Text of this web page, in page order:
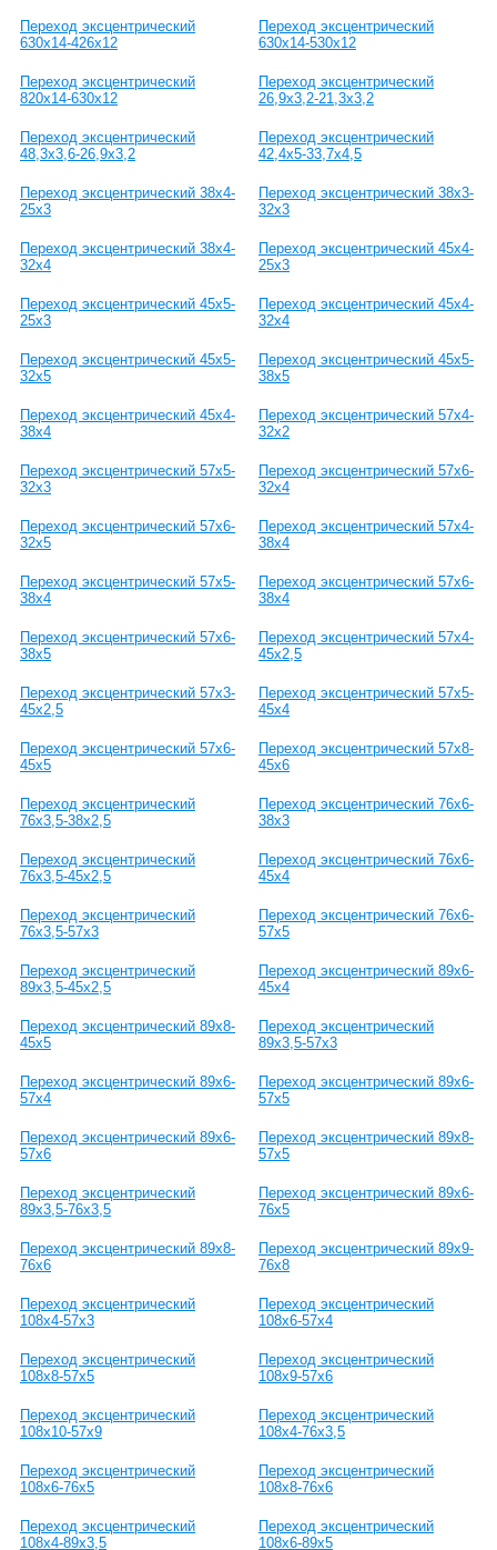
Переход эксцентрический
630x14-426x12
Переход эксцентрический
630x14-530x12
Переход эксцентрический
820x14-630x12
Переход эксцентрический
26,9х3,2-21,3х3,2
Переход эксцентрический
48,3х3,6-26,9х3,2
Переход эксцентрический
42,4х5-33,7х4,5
Переход эксцентрический 38х4-
25х3
Переход эксцентрический 38х3-
32х3
Переход эксцентрический 38х4-
32х4
Переход эксцентрический 45х4-
25х3
Переход эксцентрический 45х5-
25х3
Переход эксцентрический 45х4-
32х4
Переход эксцентрический 45х5-
32х5
Переход эксцентрический 45х5-
38х5
Переход эксцентрический 45х4-
38х4
Переход эксцентрический 57х4-
32х2
Переход эксцентрический 57х5-
32х3
Переход эксцентрический 57х6-
32х4
Переход эксцентрический 57х6-
32х5
Переход эксцентрический 57х4-
38х4
Переход эксцентрический 57х5-
38х4
Переход эксцентрический 57х6-
38х4
Переход эксцентрический 57х6-
38х5
Переход эксцентрический 57х4-
45х2,5
Переход эксцентрический 57х3-
45х2,5
Переход эксцентрический 57х5-
45х4
Переход эксцентрический 57х6-
45х5
Переход эксцентрический 57х8-
45х6
Переход эксцентрический
76х3,5-38х2,5
Переход эксцентрический 76х6-
38х3
Переход эксцентрический
76х3,5-45х2,5
Переход эксцентрический 76х6-
45х4
Переход эксцентрический
76х3,5-57х3
Переход эксцентрический 76х6-
57х5
Переход эксцентрический
89х3,5-45х2,5
Переход эксцентрический 89х6-
45х4
Переход эксцентрический 89х8-
45х5
Переход эксцентрический
89х3,5-57х3
Переход эксцентрический 89х6-
57х4
Переход эксцентрический 89х6-
57х5
Переход эксцентрический 89х6-
57х6
Переход эксцентрический 89х8-
57х5
Переход эксцентрический
89х3,5-76х3,5
Переход эксцентрический 89х6-
76х5
Переход эксцентрический 89х8-
76х6
Переход эксцентрический 89х9-
76х8
Переход эксцентрический
108х4-57х3
Переход эксцентрический
108х6-57х4
Переход эксцентрический
108х8-57х5
Переход эксцентрический
108х9-57х6
Переход эксцентрический
108х10-57х9
Переход эксцентрический
108х4-76х3,5
Переход эксцентрический
108х6-76х5
Переход эксцентрический
108х8-76х6
Переход эксцентрический
108х4-89х3,5
Переход эксцентрический
108х6-89х5